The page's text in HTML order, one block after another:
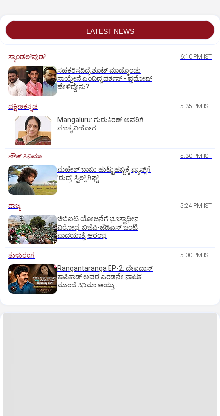
LATEST NEWS
ಸ್ಯಾಂಡಲ್‌ವುಡ್‌ 6:10 PM IST
ಸಹಕರಿಸದಿದ್ರೆ ಶೂಟ್‌ ಮಾಡ್ಕೊಂಡು
ಸಾಯ್ತೇನೆ ಎಂದಿದ್ದ ದರ್ಶನ್‌ - ಪ್ರದೋಷ್‌
ಹೇಳಿದ್ದೇನು?
ದಕ್ಷಿಣಕನ್ನಡ 5:35 PM IST
Mangaluru: ಗುರುಕಿರಣ್ ಅವರಿಗೆ
ಮಾತೃ ವಿಯೋಗ
ಸೌತ್‌ ಸಿನಿಮಾ 5:30 PM IST
ಮಹೇಶ್‌ ಬಾಬು ಹುಟ್ಟುಹಬ್ಬಕ್ಕೆ ಫ್ಯಾನ್ಸ್‌ಗೆ
ʼರುದ್ರʼ ಸ್ಟಿಲ್ಸ್‌ ಗಿಫ್ಟ್
ರಾಜ್ಯ 5:24 PM IST
ಜಿಬಿಐಟಿ ಯೋಜನೆಗೆ ಭೂಸ್ವಾಧೀನ
ವಿರೋಧ: ಬಿಜೆಪಿ-ಜೆಡಿಎಸ್‌ ಜಂಟಿ
ಪಾದಯಾತ್ರೆ ಆರಂಭ
ತುಳುರಂಗ 5:00 PM IST
Rangantaranga EP-2: ದೇವದಾಸ್
ಕಾಪಿಕಾಡ್‌ ಅವರ ಎರಡನೇ ನಾಟಕ
ಮುಂದೆ ಸಿನಿಮಾ ಆಯ್ತು..